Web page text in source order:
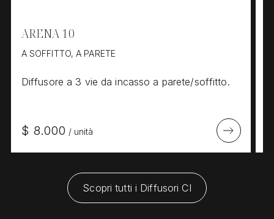
ARENA 10
A SOFFITTO, A PARETE
Diffusore a 3 vie da incasso a parete/soffitto.
$ 8.000 / unità
Scopri tutti i Diffusori CI